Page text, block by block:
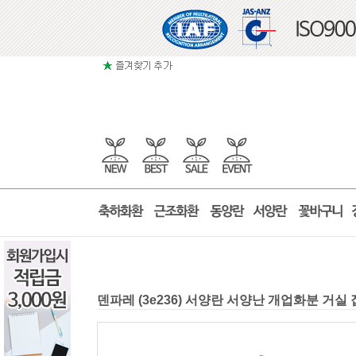
덴파레 (3e236) 서양란 서양난 개업화분 거실